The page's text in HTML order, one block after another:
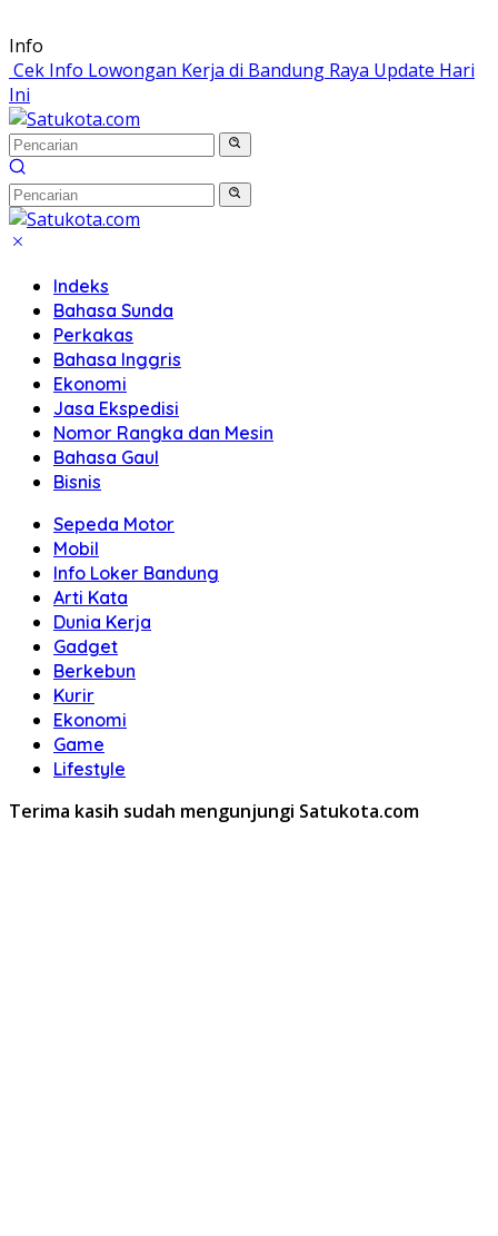
Langsung
ke
konten
Info
Cek Info Lowongan Kerja di Bandung Raya Update Hari
Ini
Indeks
Bahasa Sunda
Perkakas
Bahasa Inggris
Ekonomi
Jasa Ekspedisi
Nomor Rangka dan Mesin
Bahasa Gaul
Bisnis
Sepeda Motor
Mobil
Info Loker Bandung
Arti Kata
Dunia Kerja
Gadget
Berkebun
Kurir
Ekonomi
Game
Lifestyle
Terima kasih sudah mengunjungi Satukota.com